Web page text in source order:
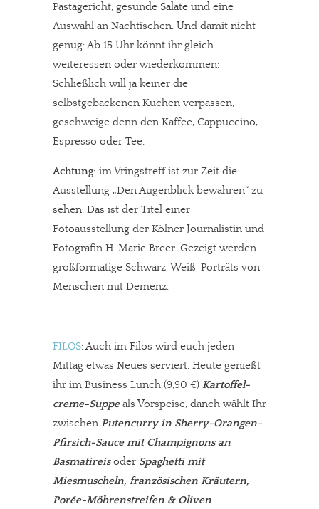
Pastagericht, gesunde Salate und eine
Auswahl an Nachtischen. Und damit nicht
genug: Ab 15 Uhr könnt ihr gleich
weiteressen oder wiederkommen:
Schließlich will ja keiner die
selbstgebackenen Kuchen verpassen,
geschweige denn den Kaffee, Cappuccino,
Espresso oder Tee.
Achtung: im Vringstreff ist zur Zeit die
Ausstellung „Den Augenblick bewahren“ zu
sehen. Das ist der Titel einer
Fotoausstellung der Kölner Journalistin und
Fotografin H. Marie Breer. Gezeigt werden
großformatige Schwarz-Weiß-Porträts von
Menschen mit Demenz.
FILOS: Auch im Filos wird euch jeden
Mittag etwas Neues serviert. Heute genießt
ihr im Business Lunch (9,90 €) Kartoffel-
creme-Suppeals Vorspeise, danch wählt Ihr
zwischen Putencurry in Sherry-Orangen-
Pfirsich-Sauce mit Champignons an
Basmatireisoder Spaghetti mit
Miesmuscheln, französischen Kräutern,
Porée-Möhrenstreifen & Oliven.